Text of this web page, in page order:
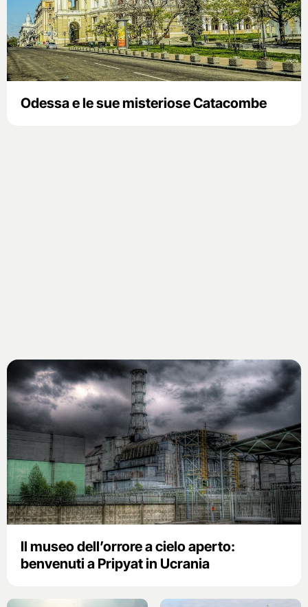
Odessa e le sue misteriose Catacombe
Il museo dell’orrore a cielo aperto:
benvenuti a Pripyat in Ucrania